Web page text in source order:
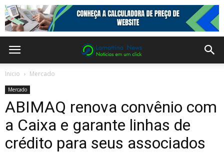
Inicio Mercado
Mercado
ABIMAQ renova convênio com
a Caixa e garante linhas de
crédito para seus associados